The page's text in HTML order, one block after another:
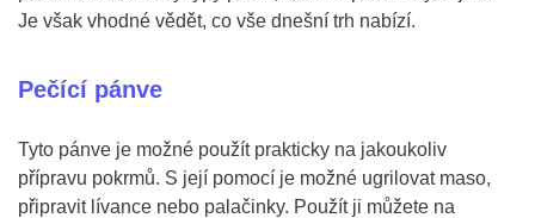
Je však vhodné vědět, co vše dnešní trh nabízí.
Pečící pánve
Tyto pánve je možné použít prakticky na jakoukoliv
přípravu pokrmů. S její pomocí je možné ugrilovat maso,
připravit lívance nebo palačinky. Použít ji můžete na